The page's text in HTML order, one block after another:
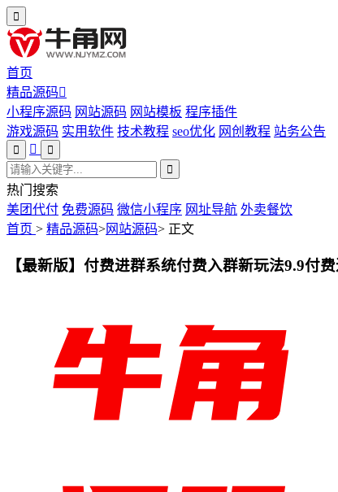
首页
精品源码
小程序源码 网站源码 网站模板 程序插件
游戏源码 实用软件 技术教程 seo优化 网创教程 站务公告
热门搜索
美团代付 免费源码 微信小程序 网址导航 外卖餐饮
首页 > 精品源码>网站源码> 正文
【最新版】付费进群系统付费入群新玩法9.9付